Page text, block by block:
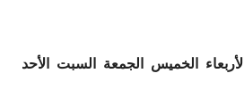
الخميس الجمعة السبت الأحد